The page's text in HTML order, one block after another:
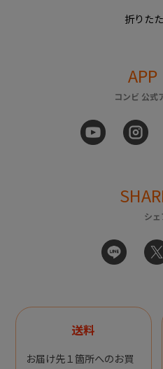
APP
コンビ 公式
シェ
送料
お届け先１箇所へのお買